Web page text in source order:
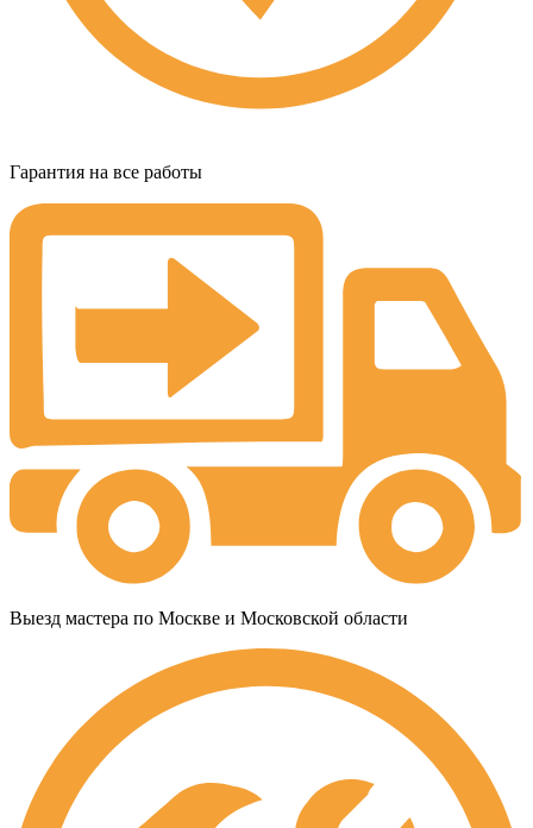
Гарантия на все работы
Выезд мастера по Москве и Московской области